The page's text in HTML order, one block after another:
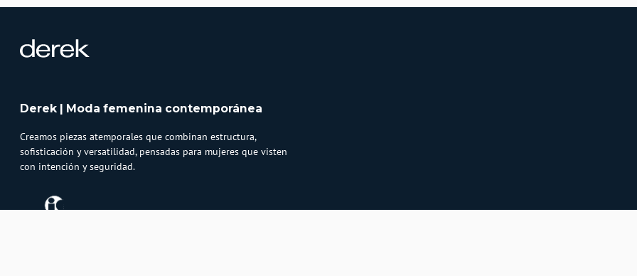
Derek | Moda femenina contemporánea
Creamos piezas atemporales que combinan estructura,
sofisticación y versatilidad, pensadas para mujeres que visten
con intención y seguridad.